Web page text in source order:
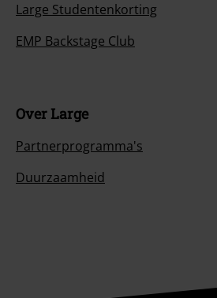
Large Studentenkorting
EMP Backstage Club
Over Large
Partnerprogramma's
Duurzaamheid